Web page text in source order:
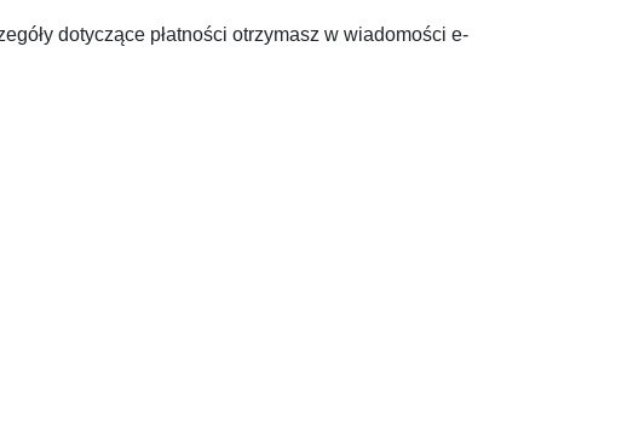
dotyczące płatności otrzymasz w wiadomości e-